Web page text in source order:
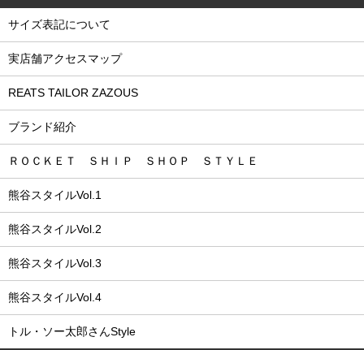
サイズ表記について
実店舗アクセスマップ
REATS TAILOR ZAZOUS
ブランド紹介
ＲＯＣＫＥＴ ＳＨＩＰ ＳＨＯＰ ＳＴＹＬＥ
熊谷スタイルVol.1
熊谷スタイルVol.2
熊谷スタイルVol.3
熊谷スタイルVol.4
トル・ソー太郎さんStyle